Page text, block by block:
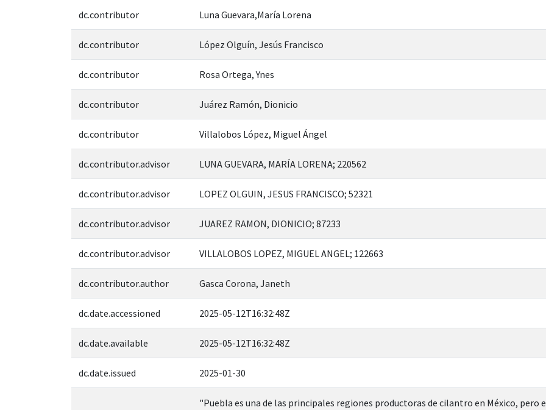
dc.contributor Luna Guevara,María Lorena
dc.contributor López Olguín, Jesús Francisco
dc.contributor Rosa Ortega, Ynes
dc.contributor Juárez Ramón, Dionicio
dc.contributor Villalobos López, Miguel Ángel
dc.contributor.advisor LUNA GUEVARA, MARÍA LORENA; 220562
dc.contributor.advisor LOPEZ OLGUIN, JESUS FRANCISCO; 52321
dc.contributor.advisor JUAREZ RAMON, DIONICIO; 87233
dc.contributor.advisor VILLALOBOS LOPEZ, MIGUEL ANGEL; 122663
dc.contributor.author Gasca Corona, Janeth
dc.date.accessioned 2025-05-12T16:32:48Z
dc.date.available 2025-05-12T16:32:48Z
dc.date.issued 2025-01-30
"Puebla es una de las principales regiones productoras de cilantro en México,